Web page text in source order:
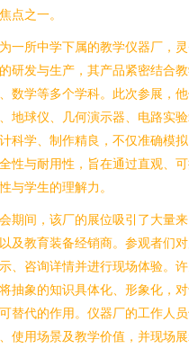
点之一。
一所中学下属的教学仪器厂，
研发与生产，其产品紧密结合
数学等多个学科。此次参展，
地球仪、几何演示器、电路实
科学、制作精良，不仅准确模
性与耐用性，旨在通过直观、
与学生的理解力。
期间，该厂的展位吸引了大量
及教育装备经销商。参观者们
、咨询详情并进行现场体验。
抽象的知识具体化、形象化，
替代的作用。仪器厂的工作人
使用场景及教学价值，并现场